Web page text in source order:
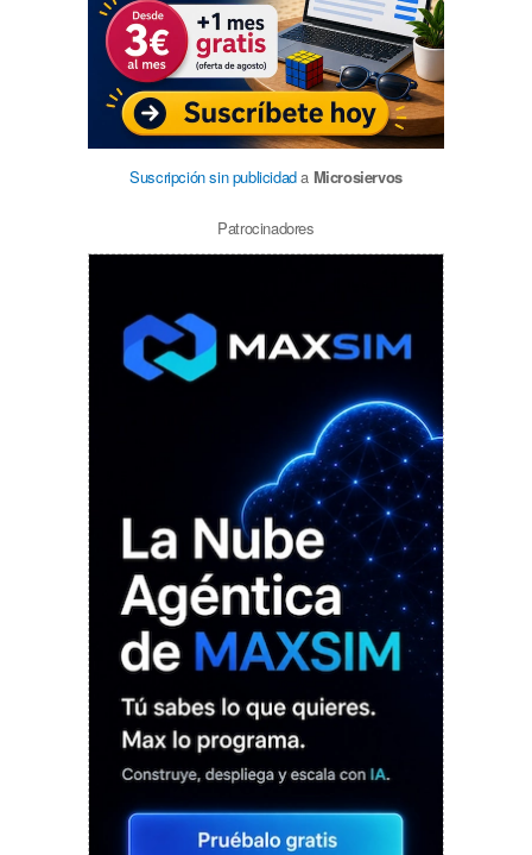
Suscripción sin publicidada Microsiervos
Patrocinadores